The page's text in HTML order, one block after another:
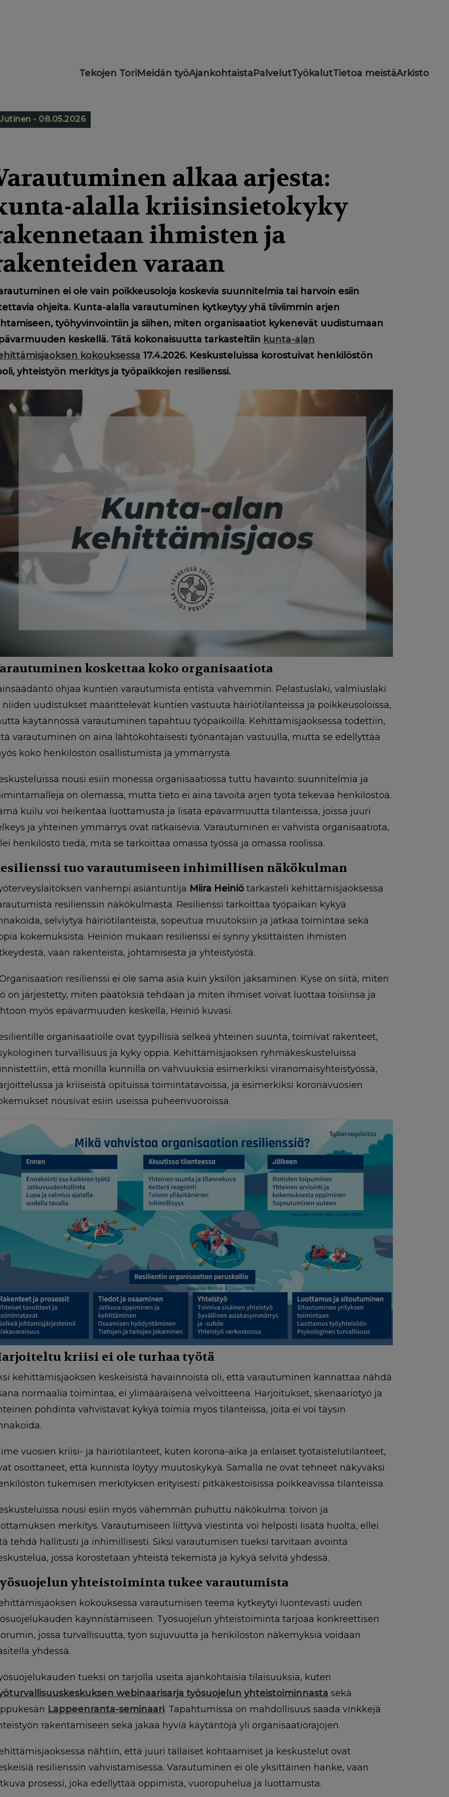
Main
Tekojen ToriMeidän työAjankohtaistaPalvelutTyökalutTietoa meistäArkisto
- 08.05.2026
alkaa arjesta:
alalla kriisinsietokyky
ihmisten ja
varaan
ei ole vain poikkeusoloja koskevia suunnitelmia tai harvoin esiin
ohjeita. Kunta-alalla varautuminen kytkeytyy yhä tiiviimmin arjen
työhyvinvointiin ja siihen, miten organisaatiot kykenevät uudistumaan
keskellä. Tätä kokonaisuutta tarkasteltiin kunta-alan
kokouksessa 17.4.2026. Keskusteluissa korostuivat henkilöstön
yhteistyön merkitys ja työpaikkojen resilienssi.
koskettaa koko organisaatiota
ohjaa kuntien varautumista entistä vahvemmin. Pelastuslaki, valmiuslaki
niiden uudistukset määrittelevät kuntien vastuuta häiriötilanteissa ja poikkeusoloissa,
käytännössä varautuminen tapahtuu työpaikoilla. Kehittämisjaoksessa todettiin,
varautuminen on aina lähtökohtaisesti työnantajan vastuulla, mutta se edellyttää
koko henkilöstön osallistumista ja ymmärrystä.
nousi esiin monessa organisaatiossa tuttu havainto: suunnitelmia ja
on olemassa, mutta tieto ei aina tavoita arjen työtä tekevää henkilöstöä.
kuilu voi heikentää luottamusta ja lisätä epävarmuutta tilanteissa, joissa juuri
ja yhteinen ymmärrys ovat ratkaisevia. Varautuminen ei vahvista organisaatiota,
henkilöstö tiedä, mitä se tarkoittaa omassa työssä ja omassa roolissa.
tuo varautumiseen inhimillisen näkökulman
vanhempi asiantuntija Miira Heiniö tarkasteli kehittämisjaoksessa
resilienssin näkökulmasta. Resilienssi tarkoittaa työpaikan kykyä
selviytyä häiriötilanteista, sopeutua muutoksiin ja jatkaa toimintaa sekä
kokemuksista. Heiniön mukaan resilienssi ei synny yksittäisten ihmisten
vaan rakenteista, johtamisesta ja yhteistyöstä.
resilienssi ei ole sama asia kuin yksilön jaksaminen. Kyse on siitä, miten
on järjestetty, miten päätöksiä tehdään ja miten ihmiset voivat luottaa toisiinsa ja
myös epävarmuuden keskellä, Heiniö kuvasi.
organisaatiolle ovat tyypillisiä selkeä yhteinen suunta, toimivat rakenteet,
turvallisuus ja kyky oppia. Kehittämisjaoksen ryhmäkeskusteluissa
että monilla kunnilla on vahvuuksia esimerkiksi viranomaisyhteistyössä,
ja kriiseistä opituissa toimintatavoissa, ja esimerkiksi koronavuosien
nousivat esiin useissa puheenvuoroissa.
kriisi ei ole turhaa työtä
kehittämisjaoksen keskeisistä havainnoista oli, että varautuminen kannattaa nähdä
normaalia toimintaa, ei ylimääräisenä velvoitteena. Harjoitukset, skenaariotyö ja
pohdinta vahvistavat kykyä toimia myös tilanteissa, joita ei voi täysin
vuosien kriisi- ja häiriötilanteet, kuten korona-aika ja erilaiset työtaistelutilanteet,
osoittaneet, että kunnista löytyy muutoskykyä. Samalla ne ovat tehneet näkyväksi
tukemisen merkityksen erityisesti pitkäkestoisissa poikkeavissa tilanteissa.
nousi esiin myös vähemmän puhuttu näkökulma: toivon ja
merkitys. Varautumiseen liittyvä viestintä voi helposti lisätä huolta, ellei
tehdä hallitusti ja inhimillisesti. Siksi varautumisen tueksi tarvitaan avointa
jossa korostetaan yhteistä tekemistä ja kykyä selvitä yhdessä.
yhteistoiminta tukee varautumista
kokouksessa varautumisen teema kytkeytyi luontevasti uuden
käynnistämiseen. Työsuojelun yhteistoiminta tarjoaa konkreettisen
jossa turvallisuutta, työn sujuvuutta ja henkilöstön näkemyksiä voidaan
yhdessä.
tueksi on tarjolla useita ajankohtaisia tilaisuuksia, kuten
webinaarisarja työsuojelun yhteistoiminnasta sekä
Lappeenranta-seminaari. Tapahtumissa on mahdollisuus saada vinkkejä
rakentamiseen sekä jakaa hyviä käytäntöjä yli organisaatiorajojen.
nähtiin, että juuri tällaiset kohtaamiset ja keskustelut ovat
resilienssin vahvistamisessa. Varautuminen ei ole yksittäinen hanke, vaan
prosessi, joka edellyttää oppimista, vuoropuhelua ja luottamusta.